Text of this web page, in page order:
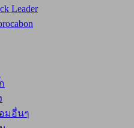
Leader
มอื่นๆ